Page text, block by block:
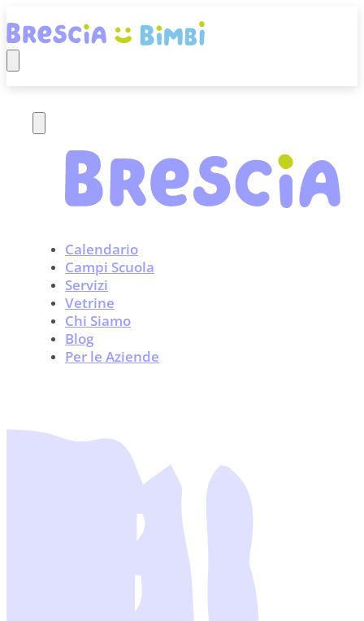
Calendario
Campi Scuola
Servizi
Vetrine
Chi Siamo
Blog
Per le Aziende